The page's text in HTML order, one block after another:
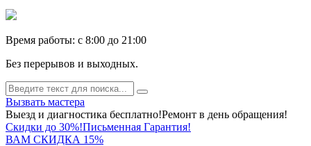
Время работы: c 8:00 до 21:00
Без перерывов и выходных.
Вызвать мастера
Выезд и диагностика бесплатно!Ремонт в день обращения!
Скидки до 30%!Письменная Гарантия!
ВАМ СКИДКА 15%